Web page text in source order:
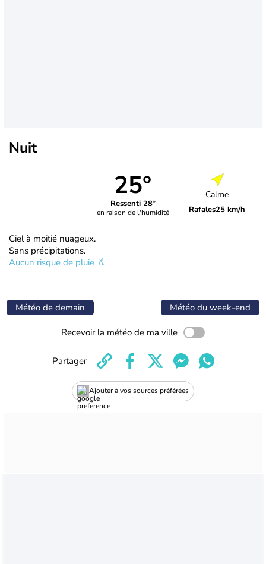
Nuit
25°
Ressenti 28°
en raison de l'humidité
Calme
Rafales25 km/h
Ciel à moitié nuageux.
Sans précipitations.
Aucun risque de pluie
Météo de demain Météo du week-end
Recevoir la météo de ma ville
Ajouter à vos sources préférées
Partager